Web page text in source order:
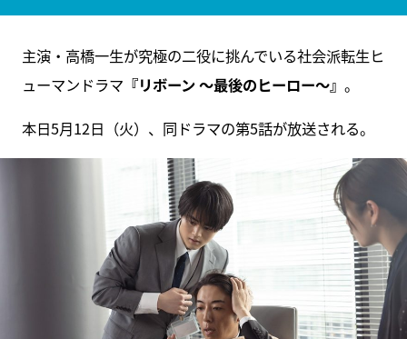
主演・高橋一生が究極の二役に挑んでいる社会派転生ヒ
ューマンドラマ 『リボーン ～最後のヒーロー～』 。
本日5月12日（火）、同ドラマの第5話が放送される。